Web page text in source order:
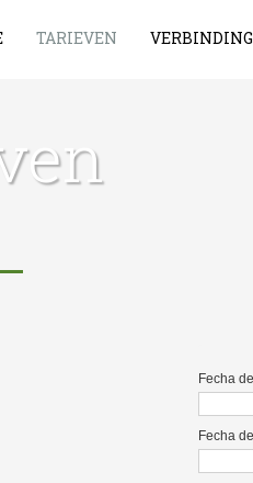
TARIEVEN VERBINDING